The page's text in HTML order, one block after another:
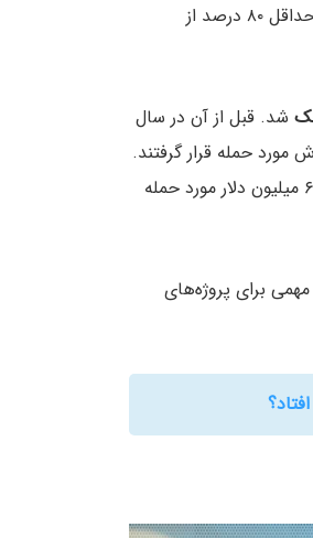
همان منبع، ۳۵.۸٪ از وجوه سرقت شده تمام دوران را تشکیل می دهد. جالب اینجاست که حداقل ۸۰ درصد از
شد. قبل از آن در سال
دلار ارزش مورد حمله قرار گرفتند.
به مبلغ ۶۱۰ میلیون دلار مورد حمله
برای پروژه‌‌های